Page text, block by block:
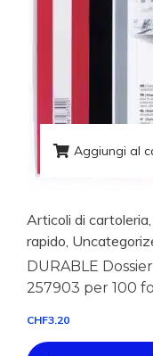
Aggiungi al
Articoli di cartoleria,
rapido,
DURABLE
257903 per 100
CHF3.20